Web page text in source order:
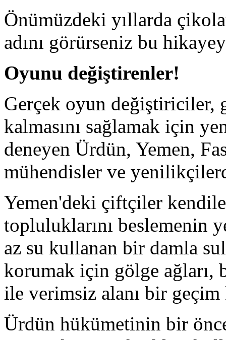
Önümüzdeki yıllarda
adını görürseniz bu
Oyunu değiştirenler!
Gerçek oyun değiştiriciler,
kalmasını sağlamak için
deneyen Ürdün, Yemen,
mühendisler ve
Yemen'deki çiftçiler
topluluklarını beslemenin
az su kullanan bir damla
korumak için gölge ağları,
ile verimsiz alanı bir
Ürdün hükümetinin bir